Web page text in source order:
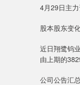
4月29日主
股本股东变
近日翔鹭钨
由上期的
公司公告汇